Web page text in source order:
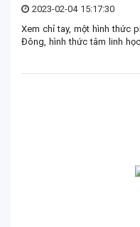
2023-02-04 15:17:30
Xem chỉ tay, một hình thức
Đông, hình thức tâm linh